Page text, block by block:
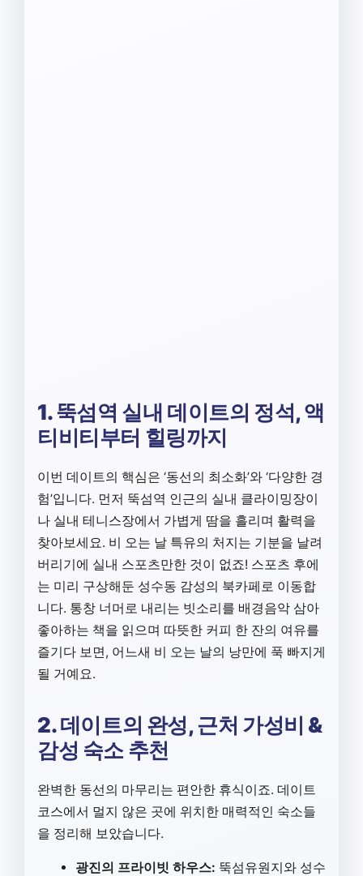
1. 뚝섬역 실내 데이트의 정석, 액
티비티부터 힐링까지
이번 데이트의 핵심은 ‘동선의 최소화’와 ‘다양한 경
험’입니다. 먼저 뚝섬역 인근의 실내 클라이밍장이
나 실내 테니스장에서 가볍게 땀을 흘리며 활력을
찾아보세요. 비 오는 날 특유의 처지는 기분을 날려
버리기에 실내 스포츠만한 것이 없죠! 스포츠 후에
는 미리 구상해둔 성수동 감성의 북카페로 이동합
니다. 통창 너머로 내리는 빗소리를 배경음악 삼아
좋아하는 책을 읽으며 따뜻한 커피 한 잔의 여유를
즐기다 보면, 어느새 비 오는 날의 낭만에 푹 빠지게
될 거예요.
2. 데이트의 완성, 근처 가성비 &
감성 숙소 추천
완벽한 동선의 마무리는 편안한 휴식이죠. 데이트
코스에서 멀지 않은 곳에 위치한 매력적인 숙소들
을 정리해 보았습니다.
광진의 프라이빗 하우스: 뚝섬유원지와 성수